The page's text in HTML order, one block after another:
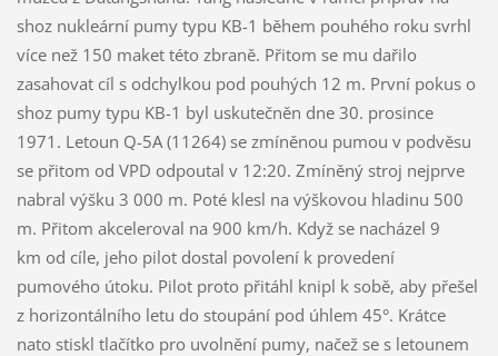
shoz nukleární pumy typu KB-1 během pouhého roku svrhl
více než 150 maket této zbraně. Přitom se mu dařilo
zasahovat cíl s odchylkou pod pouhých 12 m. První pokus o
shoz pumy typu KB-1 byl uskutečněn dne 30. prosince
1971. Letoun Q-5A (11264) se zmíněnou pumou v podvěsu
se přitom od VPD odpoutal v 12:20. Zmíněný stroj nejprve
nabral výšku 3 000 m. Poté klesl na výškovou hladinu 500
m. Přitom akceleroval na 900 km/h. Když se nacházel 9
km od cíle, jeho pilot dostal povolení k provedení
pumového útoku. Pilot proto přitáhl knipl k sobě, aby přešel
z horizontálního letu do stoupání pod úhlem 45°. Krátce
nato stiskl tlačítko pro uvolnění pumy, načež se s letounem